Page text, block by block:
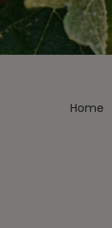
Home